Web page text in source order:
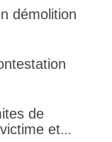
démolition
de
et